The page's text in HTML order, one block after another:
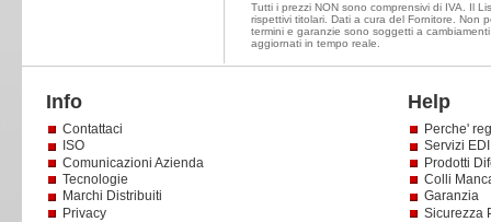
Tutti i prezzi NON sono comprensivi di IVA. Il
rispettivi titolari. Dati a cura del Fornitore. Non
termini e garanzie sono soggetti a
aggiornati in tempo reale.
Info Help
Contattaci
ISO
Comunicazioni Azienda
Tecnologie
Marchi Distribuiti
Privacy
Perche'
Servizi
Prodotti
Colli
Garanzia
Sicurezza